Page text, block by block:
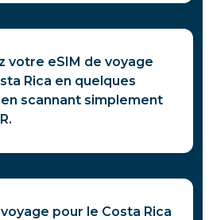
votre eSIM de voyage
Rica en quelques
scannant simplement
pour le Costa Rica